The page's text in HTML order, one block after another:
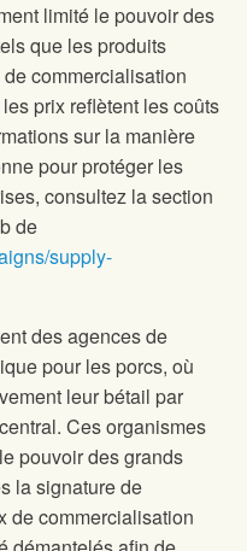
limité le pouvoir des
que les produits
commercialisation
prix reflètent les coûts
sur la manière
pour protéger les
consultez la section
de
supply-
des agences de
pour les porcs, où
leur bétail par
Ces organismes
pouvoir des grands
la signature de
de commercialisation